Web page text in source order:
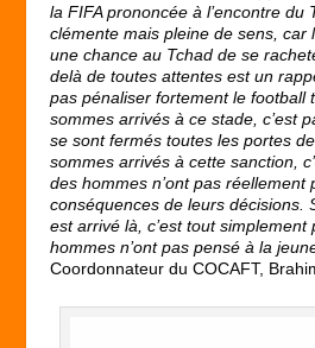
la FIFA prononcée à l’encontre du
clémente mais pleine de sens, car
une chance au Tchad de se
delà de toutes attentes est un
pas pénaliser fortement le football
sommes arrivés à ce stade, c’est
se sont fermés toutes les portes
sommes arrivés à cette sanction,
des hommes n’ont pas réellement
conséquences de leurs décisions.
est arrivé là, c’est tout simplement
hommes n’ont pas pensé à la
Coordonnateur du COCAFT,